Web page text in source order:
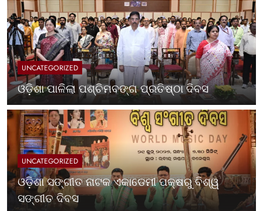
UNCATEGORIZED
ଓଡ଼ିଶା ପାଳିଲା ପଶ୍ଚିମବଙ୍ଗ ପ୍ରତିଷ୍ଠା ଦିବସ
UNCATEGORIZED
ଓଡ଼ିଶା ସଙ୍ଗୀତ ନାଟକ ଏକାଡେମୀ ପକ୍ଷରୁ ବିଶ୍ୱ
ସଙ୍ଗୀତ ଦିବସ